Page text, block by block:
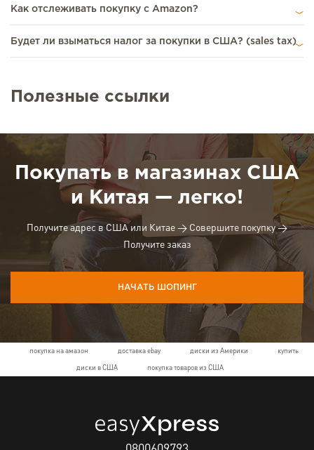
Как отслеживать покупку с Amazon?
Будет ли взыматься налог за покупки в США? (sales tax)
Полезные ссылки
Покупать в магазинах США
и Китая — легко!
Получите адрес в США или Китае → Совершите покупку →
Получите заказ
НАЧАТЬ ШОПИНГ
покупка на амазон доставка ebay диски из Америки купить
диски в США покупка товаров из США